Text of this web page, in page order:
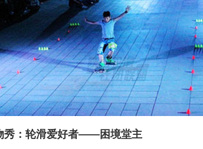
秀：轮滑爱好者——困境堂主